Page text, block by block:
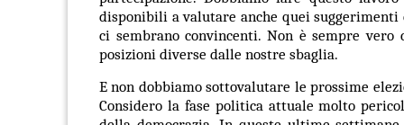
disponibili a valutare anche quei suggerimenti
ci sembrano convincenti. Non è sempre vero
posizioni diverse dalle nostre sbaglia.
E non dobbiamo sottovalutare le prossime
Considero la fase politica attuale molto